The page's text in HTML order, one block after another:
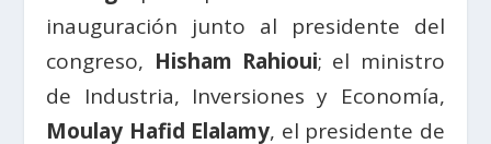
inauguración junto al presidente del
congreso, Hisham Rahioui; el ministro
de Industria, Inversiones y Economía,
Moulay Hafid Elalamy, el presidente de